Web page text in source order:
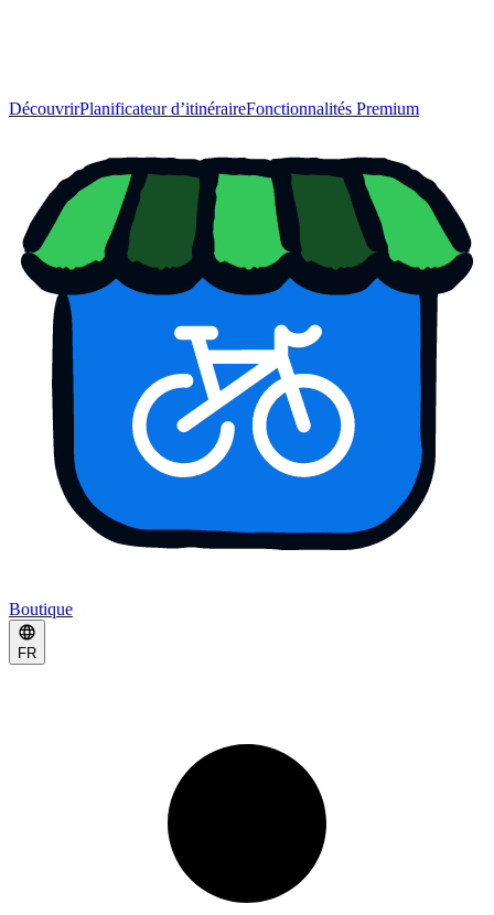
DécouvrirPlanificateur d’itinéraireFonctionnalités Premium
Boutique
FR